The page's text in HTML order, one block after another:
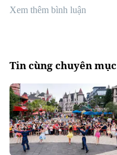
Xem thêm bình luận
Tin cùng chuyên mục